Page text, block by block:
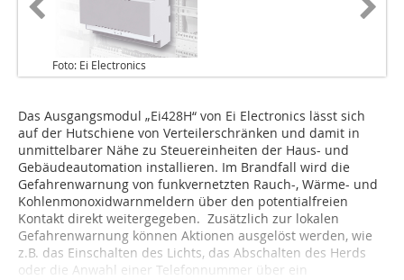
Foto: Ei Electronics
Das Ausgangsmodul „Ei428H“ von Ei Electronics lässt sich
auf der Hutschiene von Verteilerschränken und damit in
unmittelbarer Nähe zu Steuereinheiten der Haus- und
Gebäudeautomation installieren. Im Brandfall wird die
Gefahrenwarnung von funkvernetzten Rauch-, Wärme- und
Kohlenmonoxidwarnmeldern über den potentialfreien
Kontakt direkt weitergegeben. Zusätzlich zur lokalen
Gefahrenwarnung können Aktionen ausgelöst werden, wie
z.B. das Einschalten des Lichts, das Abschalten des Herds
oder die Anwahl einer Telefonnummer über ein